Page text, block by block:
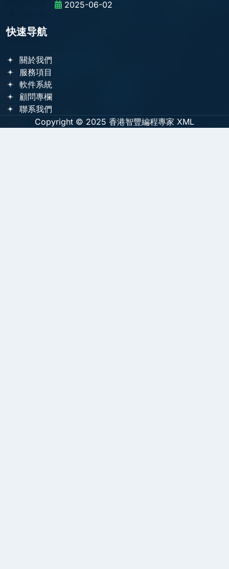
2025-06-02
快速导航
關於我們
服務項目
軟件系統
顧問專欄
聯系我們
Copyright © 2025 香港智豐編程專家 XML